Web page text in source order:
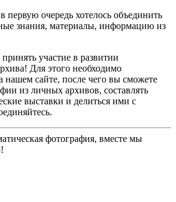
первую очередь хотелось объединить
знания, материалы, информацию из
участие в развитии
Для этого необходимо
нашем сайте, после чего вы сможете
из личных архивов, составлять
выставки и делиться ими с
фотография, вместе мы